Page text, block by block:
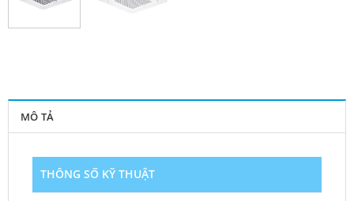
MÔ TẢ
THÔNG SỐ KỸ THUẬT